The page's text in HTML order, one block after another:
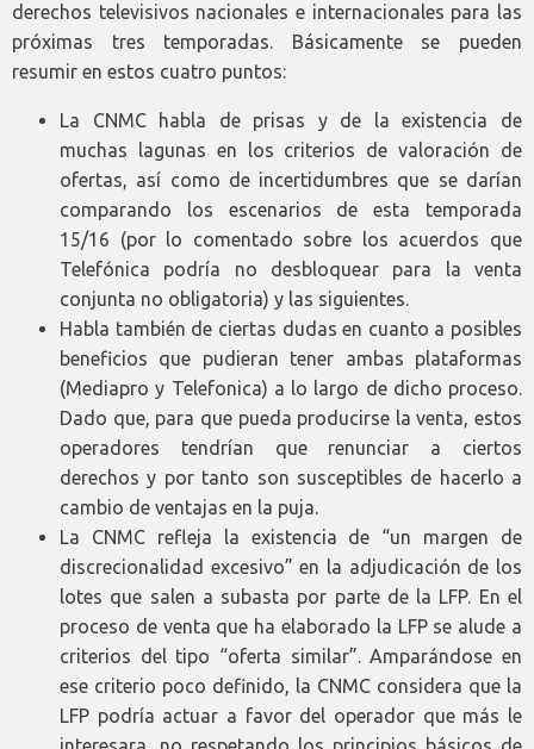
derechos televisivos nacionales e internacionales para las
próximas tres temporadas. Básicamente se pueden
resumir en estos cuatro puntos:
La CNMC habla de prisas y de la existencia de
muchas lagunas en los criterios de valoración de
ofertas, así como de incertidumbres que se darían
comparando los escenarios de esta temporada
15/16 (por lo comentado sobre los acuerdos que
Telefónica podría no desbloquear para la venta
conjunta no obligatoria) y las siguientes.
Habla también de ciertas dudas en cuanto a posibles
beneficios que pudieran tener ambas plataformas
(Mediapro y Telefonica) a lo largo de dicho proceso.
Dado que, para que pueda producirse la venta, estos
operadores tendrían que renunciar a ciertos
derechos y por tanto son susceptibles de hacerlo a
cambio de ventajas en la puja.
La CNMC refleja la existencia de “un margen de
discrecionalidad excesivo” en la adjudicación de los
lotes que salen a subasta por parte de la LFP. En el
proceso de venta que ha elaborado la LFP se alude a
criterios del tipo “oferta similar”. Amparándose en
ese criterio poco definido, la CNMC considera que la
LFP podría actuar a favor del operador que más le